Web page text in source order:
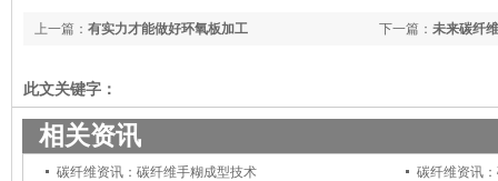
下一篇： 未来碳纤
上一篇： 有实力才能做好环氧板加工
此文关键字：
相关资讯
碳纤维资讯：碳纤维手糊成型技术
碳纤维资讯